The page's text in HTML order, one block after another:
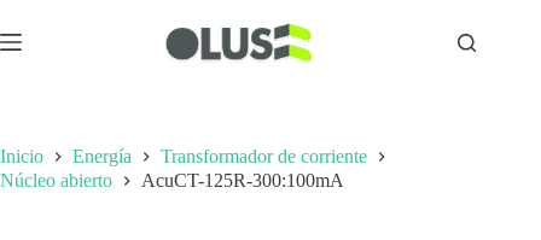
Inicio Energía
Transformador de corriente
Núcleo abierto
AcuCT-125R-300:100mA